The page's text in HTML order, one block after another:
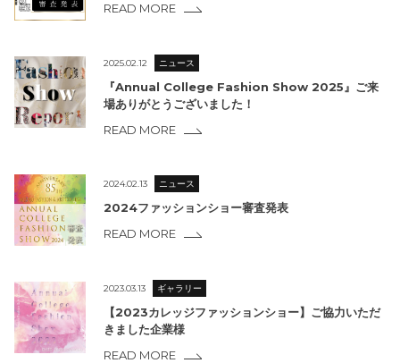
READ MORE
2025.02.12 ニュース
『Annual College Fashion Show 2025』ご来
場ありがとうございました！
READ MORE
2024.02.13 ニュース
2024ファッションショー審査発表
READ MORE
2023.03.13 ギャラリー
【2023カレッジファッションショー】ご協力いただ
きました企業様
READ MORE